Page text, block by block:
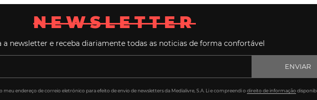
NEWSLETTER
a newsletter e receba diariamente todas as noticias de forma confortável
ENVIAR
endereço de correio eletrónico para efeito de envio de newsletters da Medialivre, S.A. Li e compreendi odireito de informação